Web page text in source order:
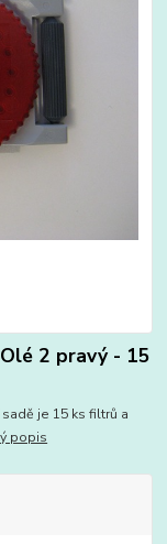
2 pravý - 15
je 15 ks filtrů a
popis